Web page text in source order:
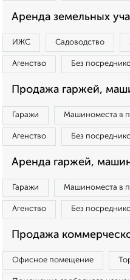
Аренда земельных
ИЖС Садоводство
Агенство Без
Продажа гаржей,
Гаражи Машиноместа в
Агенство Без
Аренда гаржей,
Гаражи Машиноместа в
Агенство Без
Продажа
Офисное помещение